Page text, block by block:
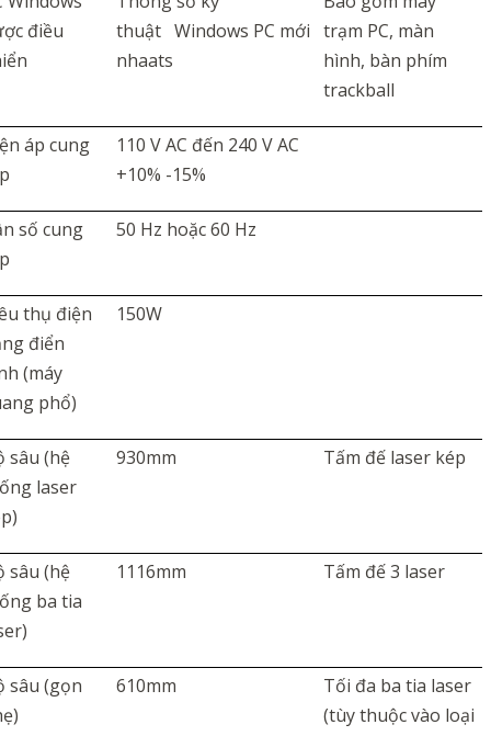
điều
thuật Windows PC mới
nhaats
trạm PC, màn
hình, bàn phím
trackball
áp cung
110 V AC đến 240 V AC
+10% -15%
số cung
50 Hz hoặc 60 Hz
thụ điện
điển
(máy
phổ)
150W
sâu (hệ
laser
930mm Tấm đế laser kép
sâu (hệ
ba tia
1116mm Tấm đế3 laser
sâu (gọn
610mm
Tối đa ba tia laser
(tùy thuộc vào loại